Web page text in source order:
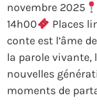
novembre 2025
14h00
Places
conte est l’âme
la parole vivante,
nouvelles
moments de